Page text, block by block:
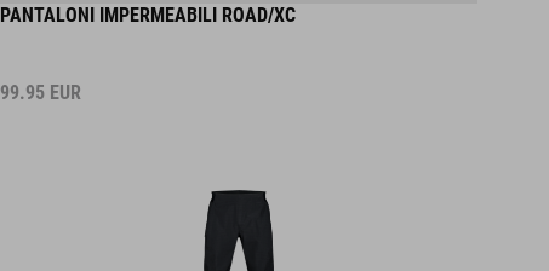
PANTALONI IMPERMEABILI ROAD/XC
99.95 EUR